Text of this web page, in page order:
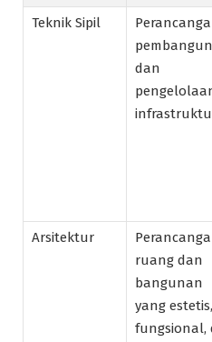
Teknik Sipil
dan
Arsitektur
ruang dan
bangunan
yang estetis,
fungsional,